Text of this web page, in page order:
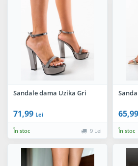
Sandale dama Uzika Gri
71,99 Lei
În stoc 9 Lei
65,99
În stoc